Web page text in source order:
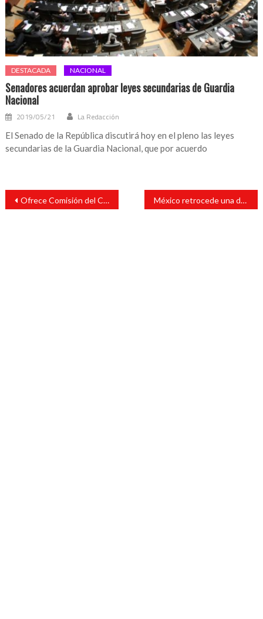
DESTACADA NACIONAL
Senadores acuerdan aprobar leyes secundarias de Guardia
Nacional
2019/05/21 La Redacción
El Senado de la República discutirá hoy en el pleno las leyes
secundarias de la Guardia Nacional, que por acuerdo
Navegación
entradas
Ofrece Comisión del Congreso trabajo coordinado a la Fiscalía General México retrocede una década en el Índice de Progreso Social; seguridad, inclusión y derechos personales, los focos rojos